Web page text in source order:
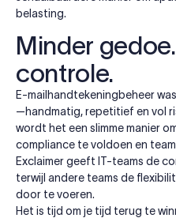
belasting.
Minder
controle.
E-mailhandtekeningbeheer
—handmatig, repetitief en vol
wordt het een slimme manier
compliance te voldoen en
Exclaimer geeft IT-teams de
terwijl andere teams de
door te voeren.
Het is tijd om je tijd terug te